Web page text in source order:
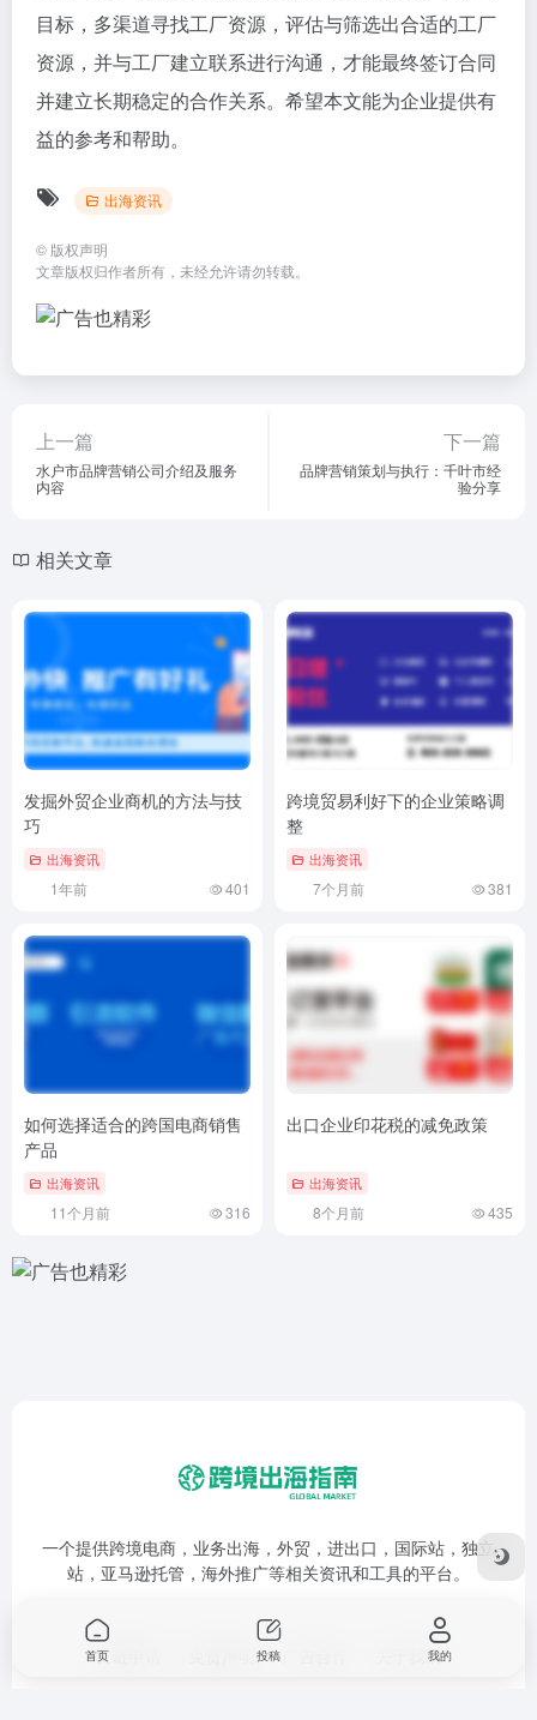
目标，多渠道寻找工厂资源，评估与筛选出合适的工厂
资源，并与工厂建立联系进行沟通，才能最终签订合同
并建立长期稳定的合作关系。希望本文能为企业提供有
益的参考和帮助。
出海资讯
© 版权声明
文章版权归作者所有，未经允许请勿转载。
上一篇
水户市品牌营销公司介绍及服务
内容
下一篇
品牌营销策划与执行：千叶市经
验分享
相关文章
发掘外贸企业商机的方法与技
巧
出海资讯
1年前 401
跨境贸易利好下的企业策略调
整
出海资讯
7个月前 381
如何选择适合的跨国电商销售
产品
出海资讯
11个月前 316
出口企业印花税的减免政策
出海资讯
8个月前 435
一个提供跨境电商，业务出海，外贸，进出口，国际站，独立
站，亚马逊托管，海外推广等相关资讯和工具的平台。
友链申请 关于我们
首页 投稿 我的